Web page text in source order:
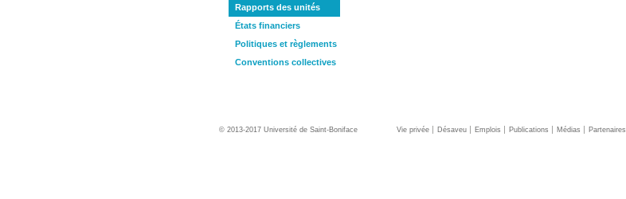
Rapports des unités
États financiers
Politiques et règlements
Conventions collectives
© 2013-2017 Université de Saint-Boniface Vie privée Désaveu Emplois Publications Médias Partenaires